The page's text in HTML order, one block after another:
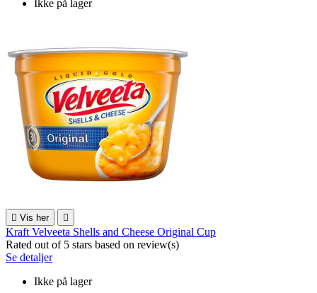
Ikke på lager
 Vis her 
Kraft Velveeta Shells and Cheese Original Cup
Rated out of 5 stars based on review(s)
Se detaljer
Ikke på lager